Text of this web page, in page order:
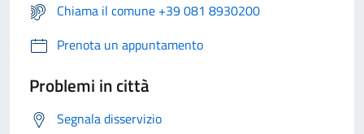
Chiama il comune +39 081 8930200
Prenota un appuntamento
Problemi in città
Segnala disservizio